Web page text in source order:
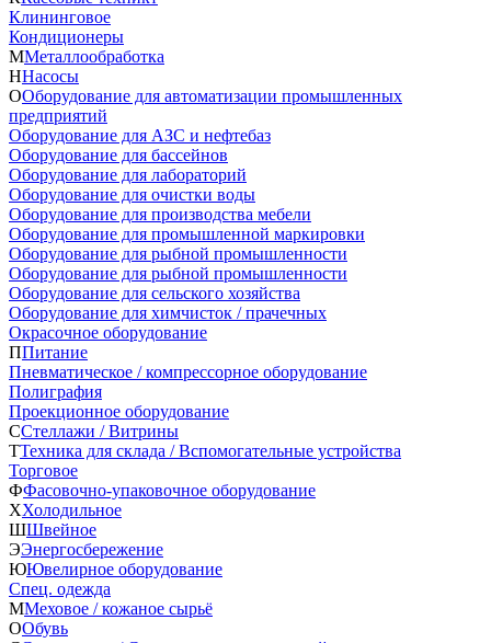
Клининговое
Кондиционеры
ММеталлообработка
ННасосы
ООборудование для автоматизации промышленных
предприятий
Оборудование для АЗС и нефтебаз
Оборудование для бассейнов
Оборудование для лабораторий
Оборудование для очистки воды
Оборудование для производства мебели
Оборудование для промышленной маркировки
Оборудование для рыбной промышленности
Оборудование для рыбной промышленности
Оборудование для сельского хозяйства
Оборудование для химчисток / прачечных
Окрасочное оборудование
ППитание
Пневматическое / компрессорное оборудование
Полиграфия
Проекционное оборудование
ССтеллажи / Витрины
ТТехника для склада / Вспомогательные устройства
Торговое
ФФасовочно-упаковочное оборудование
ХХолодильное
ШШвейное
ЭЭнергосбережение
ЮЮвелирное оборудование
Спец. одежда
ММеховое / кожаное сырьё
ООбувь